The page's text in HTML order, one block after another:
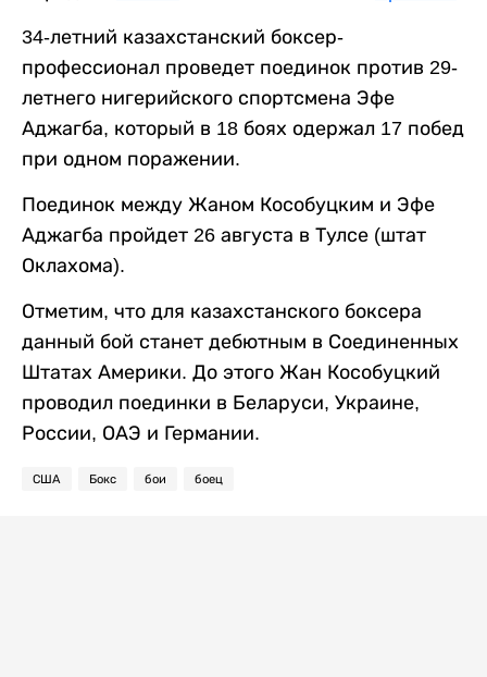
34-летний казахстанский боксер-
профессионал проведет поединок против 29-
летнего нигерийского спортсмена Эфе
Аджагба, который в 18 боях одержал 17 побед
при одном поражении.
Поединок между Жаном Кособуцким и Эфе
Аджагба пройдет 26 августа в Тулсе (штат
Оклахома).
Отметим, что для казахстанского боксера
данный бой станет дебютным в Соединенных
Штатах Америки. До этого Жан Кособуцкий
проводил поединки в Беларуси, Украине,
России, ОАЭ и Германии.
США Бокс бои боец